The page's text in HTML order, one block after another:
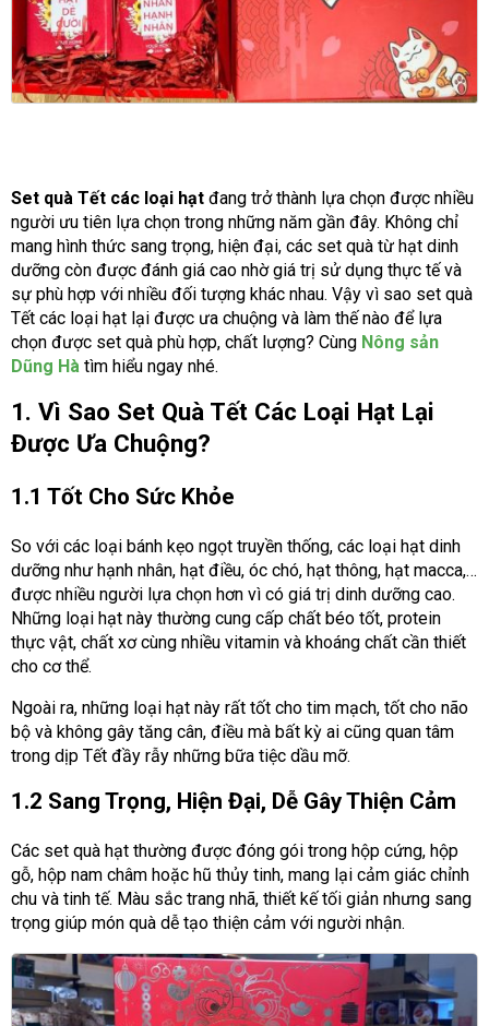
Set quà Tết các loại hạt đang trở thành lựa chọn được nhiều
người ưu tiên lựa chọn trong những năm gần đây. Không chỉ
mang hình thức sang trọng, hiện đại, các set quà từ hạt dinh
dưỡng còn được đánh giá cao nhờ giá trị sử dụng thực tế và
sự phù hợp với nhiều đối tượng khác nhau. Vậy vì sao set quà
Tết các loại hạt lại được ưa chuộng và làm thế nào để lựa
chọn được set quà phù hợp, chất lượng? Cùng Nông sản
Dũng Hà tìm hiểu ngay nhé.
1. Vì Sao Set Quà Tết Các Loại Hạt Lại
Được Ưa Chuộng?
1.1 Tốt Cho Sức Khỏe
So với các loại bánh kẹo ngọt truyền thống, các loại hạt dinh
dưỡng như hạnh nhân, hạt điều, óc chó, hạt thông, hạt macca,…
được nhiều người lựa chọn hơn vì có giá trị dinh dưỡng cao.
Những loại hạt này thường cung cấp chất béo tốt, protein
thực vật, chất xơ cùng nhiều vitamin và khoáng chất cần thiết
cho cơ thể.
Ngoài ra, những loại hạt này rất tốt cho tim mạch, tốt cho não
bộ và không gây tăng cân, điều mà bất kỳ ai cũng quan tâm
trong dịp Tết đầy rẫy những bữa tiệc dầu mỡ.
1.2 Sang Trọng, Hiện Đại, Dễ Gây Thiện Cảm
Các set quà hạt thường được đóng gói trong hộp cứng, hộp
gỗ, hộp nam châm hoặc hũ thủy tinh, mang lại cảm giác chỉnh
chu và tinh tế. Màu sắc trang nhã, thiết kế tối giản nhưng sang
trọng giúp món quà dễ tạo thiện cảm với người nhận.